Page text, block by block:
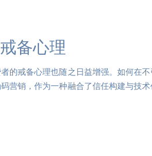
备心理
的戒备心理也随之日益增强。如何在
营销，作为一种融合了信任构建与技